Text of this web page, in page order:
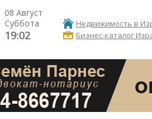
08 Август
Суббота
19:02
Недвижимость в
Бизнес-каталог